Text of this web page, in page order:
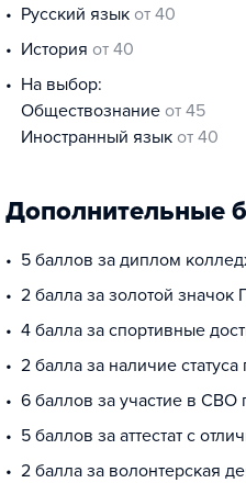
русский язык от 40
история от 40
На выбор:
обществознание от 45
иностранный язык от 40
Дополнительные
5 баллов за диплом
2 балла за золотой значок
4 балла за спортивные
2 балла за наличие
6 баллов за участие в СВО
5 баллов за аттестат с
2 балла за волонтерская